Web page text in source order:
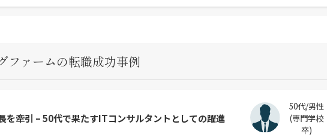
ファームの転職成功事例
を牽引 – 50代で果たすITコンサルタントとしての躍進
50代/男性
(専門学校
卒)